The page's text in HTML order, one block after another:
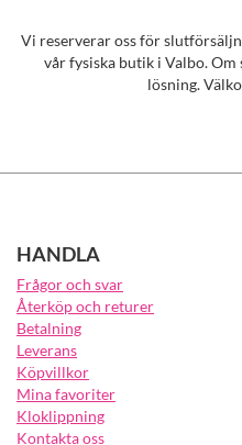
Vi reserverar oss för
vår fysiska butik i Valbo. Om
lösning.
HANDLA
Frågor och svar
Återköp och returer
Betalning
Leverans
Köpvillkor
Mina favoriter
Kloklippning
Kontakta oss